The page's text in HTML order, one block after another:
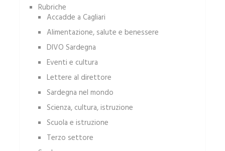
Rubriche
Accadde a Cagliari
Alimentazione, salute e benessere
DIVO Sardegna
Eventi e cultura
Lettere al direttore
Sardegna nel mondo
Scienza, cultura, istruzione
Scuola e istruzione
Terzo settore